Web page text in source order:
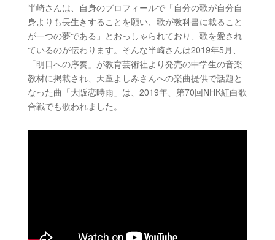
半崎さんは、自身のプロフィールで「自分の歌が自分自
身よりも長生きすることを願い、歌が教科書に載ること
が一つの夢である 」とおっしゃられており、歌を愛され
ているのが伝わります。そんな半崎さんは2019年5月、
「明日への序奏」が教育芸術社より発売の中学生の音楽
教材に掲載され、 天童よしみさんへの楽曲提供で話題と
なった曲「大阪恋時雨」は、2019年、第70回NHK紅白歌
合戦でも歌われました。